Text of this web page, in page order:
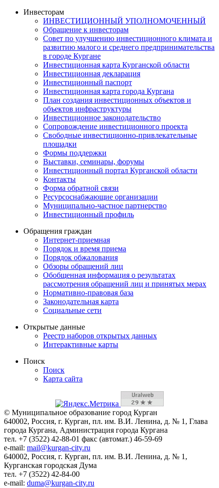
Инвесторам
ИНВЕСТИЦИОННЫЙ УПОЛНОМОЧЕННЫЙ
Обращение к инвесторам
Совет по улучшению инвестиционного климата и
развитию малого и среднего предпринимательства
в городе Кургане
Инвестиционная карта Курганской области
Инвестиционная декларация
Инвестиционный паспорт
Инвестиционная карта города Кургана
План создания инвестиционных объектов и
объектов инфраструктуры
Инвестиционное законодательство
Сопровождение инвестиционного проекта
Свободные инвестиционно-привлекательные
площадки
Формы поддержки
Выставки, семинары, форумы
Инвестиционный портал Курганской области
Контакты
Форма обратной связи
Ресурсоснабжающие организации
Муниципально-частное партнерство
Инвестиционный профиль
Обращения граждан
Интернет-приемная
Порядок и время приема
Порядок обжалования
Обзоры обращений лиц
Обобщенная информация о результатах
рассмотрения обращений лиц и принятых мерах
Нормативно-правовая база
Законодательная карта
Социальные сети
Открытые данные
Реестр наборов открытых данных
Интерактивные карты
Поиск
Поиск
Карта сайта
© Муниципальное образование город Курган
640002, Россия, г. Курган, пл. им. В.И. Ленина, д. № 1, Глава
города Кургана, Администрация города Кургана
тел. +7 (3522) 42-88-01 факс (автомат.) 46-59-69
e-mail: mail@kurgan-city.ru
640002, Россия, г. Курган, пл. им. В.И. Ленина, д. № 1,
Курганская городская Дума
тел. +7 (3522) 42-84-00
e-mail: duma@kurgan-city.ru